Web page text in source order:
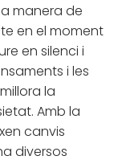
manera de
en el moment
en silenci i
i les
la
Amb la
canvis
diversos